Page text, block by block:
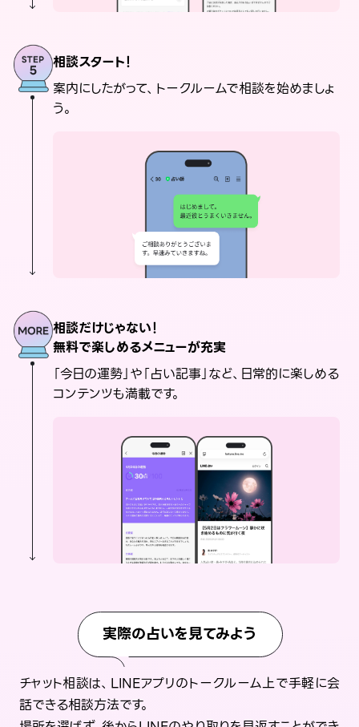
相談スタート！
案内にしたがって、トークルームで相談を始めましょ
う。
相談だけじゃない！
無料で楽しめるメニューが充実
「今日の運勢」や「占い記事」など、日常的に楽しめる
コンテンツも満載です。
実際の占いを見てみよう
チャット相談は、LINEアプリのトークルーム上で手軽に会
話できる相談方法です。